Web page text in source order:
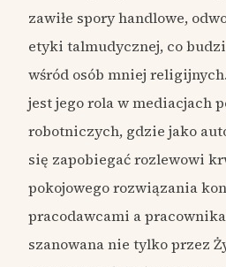
zawiłe spory handlowe,
etyki talmudycznej, co
wśród osób mniej
jest jego rola w mediacjach
robotniczych, gdzie jako
się zapobiegać rozlewowi
pokojowego rozwiązania
pracodawcami a
szanowana nie tylko przez